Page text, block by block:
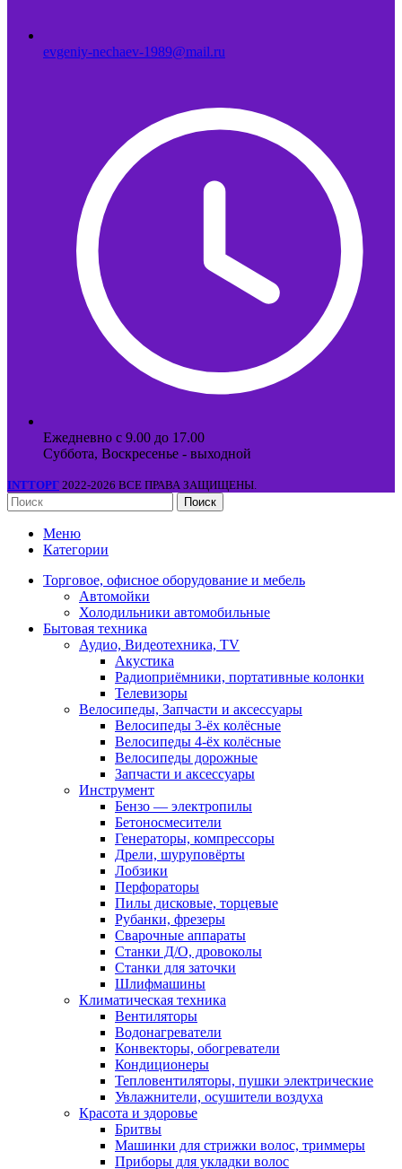
evgeniy-nechaev-1989@mail.ru
Ежедневно с 9.00 до 17.00
Суббота, Воскресенье - выходной
INTТОРГ 2022-2026 ВСЕ ПРАВА ЗАЩИЩЕНЫ.
Поиск
Меню
Категории
Торговое, офисное оборудование и мебель
Автомойки
Холодильники автомобильные
Бытовая техника
Аудио, Видеотехника, TV
Акустика
Радиоприёмники, портативные колонки
Телевизоры
Велосипеды, Запчасти и аксессуары
Велосипеды 3-ёх колёсные
Велосипеды 4-ёх колёсные
Велосипеды дорожные
Запчасти и аксессуары
Инструмент
Бензо — электропилы
Бетоносмесители
Генераторы, компрессоры
Дрели, шуруповёрты
Лобзики
Перфораторы
Пилы дисковые, торцевые
Рубанки, фрезеры
Сварочные аппараты
Станки Д/О, дровоколы
Станки для заточки
Шлифмашины
Климатическая техника
Вентиляторы
Водонагреватели
Конвекторы, обогреватели
Кондиционеры
Тепловентиляторы, пушки электрические
Увлажнители, осушители воздуха
Красота и здоровье
Бритвы
Машинки для стрижки волос, триммеры
Приборы для укладки волос